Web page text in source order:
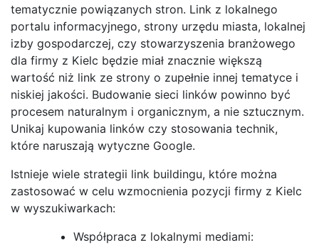
tematycznie powiązanych stron. Link z lokalnego
portalu informacyjnego, strony urzędu miasta, lokalnej
izby gospodarczej, czy stowarzyszenia branżowego
dla firmy z Kielc będzie miał znacznie większą
wartość niż link ze strony o zupełnie innej tematyce i
niskiej jakości. Budowanie sieci linków powinno być
procesem naturalnym i organicznym, a nie sztucznym.
Unikaj kupowania linków czy stosowania technik,
które naruszają wytyczne Google.
Istnieje wiele strategii link buildingu, które można
zastosować w celu wzmocnienia pozycji firmy z Kielc
w wyszukiwarkach:
Współpraca z lokalnymi mediami: